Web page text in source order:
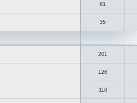
81
35
201
126
118